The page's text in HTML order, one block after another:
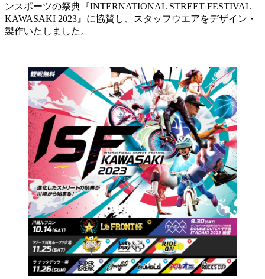
ンスポーツの祭典『INTERNATIONAL STREET FESTIVAL
KAWASAKI 2023』に協賛し、スタッフウエアをデザイン・
製作いたしました。